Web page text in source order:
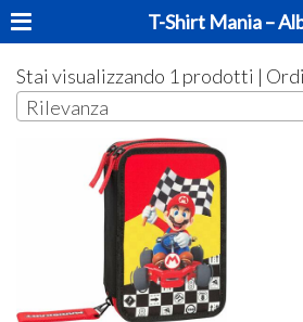
T-Shirt Mania –
Stai visualizzando 1 prodotti |
Rilevanza